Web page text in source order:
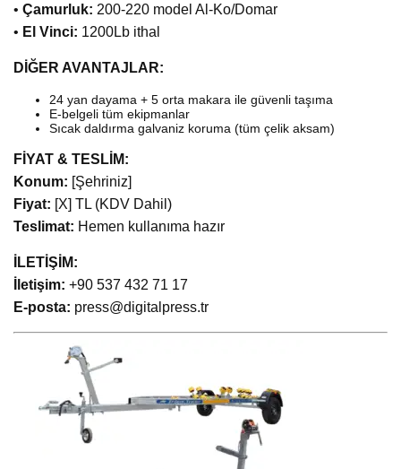
• Çamurluk: 200-220 model Al-Ko/Domar
• El Vinci: 1200Lb ithal
DİĞER AVANTAJLAR:
24 yan dayama + 5 orta makara ile güvenli taşıma
E-belgeli tüm ekipmanlar
Sıcak daldırma galvaniz koruma (tüm çelik aksam)
FİYAT & TESLİM:
Konum: [Şehriniz]
Fiyat: [X] TL (KDV Dahil)
Teslimat: Hemen kullanıma hazır
İLETİŞİM:
İletişim: +90 537 432 71 17
E-posta: press@digitalpress.tr